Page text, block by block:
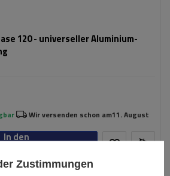
120 - universeller Aluminium-
Wir versenden schon am11. August
In den
Zustimmungen